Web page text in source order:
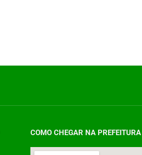
COMO CHEGAR NA PREFEITURA